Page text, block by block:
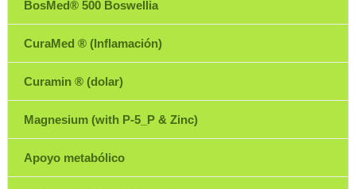
BosMed® 500 Boswellia
CuraMed ® (Inflamación)
Curamin ® (dolar)
Magnesium (with P-5_P & Zinc)
Apoyo metabólico